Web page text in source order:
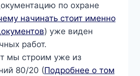
по охране
начинать стоит именно
) уже виден
работ.
мы строим уже из
80/20 (Подробнее о том